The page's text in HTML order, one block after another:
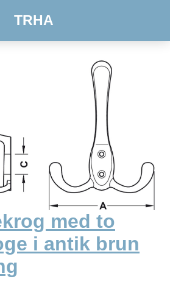
TRHA
med to
i antik brun